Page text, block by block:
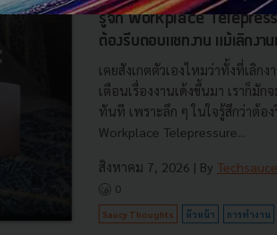
รู้จัก Workplace
ต้องรีบตอบแชทงาน แม้เลิกงา
เคยสังเกตตัวเองไหมว่าทั้งที่เลิก
เตือนเรื่องงานเด้งขึ้นมา เราก็มั
ทันที เพราะลึก ๆ ในใจรู้สึกว่าต้อ
Workplace Telepressure...
สิงหาคม 7, 2026 | By
0
Saucy Thoughts หัวหน้า การทำงาน